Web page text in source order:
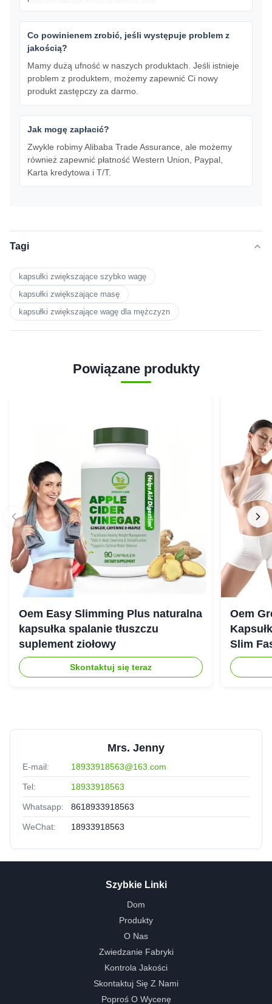
Co powinienem zrobić, jeśli występuje problem z
jakością?
Mamy dużą ufność w naszych produktach. Jeśli istnieje
problem z produktem, możemy zapewnić Ci nowy
produkt zastępczy za darmo.
Jak mogę zapłacić?
Zwykle robimy Alibaba Trade Assurance, ale możemy
również zapewnić płatność Western Union, Paypal,
Karta kredytowa i T/T.
Tagi
kapsułki zwiększające szybko wagę
kapsułki zwiększające masę
kapsułki zwiększające wagę dla mężczyzn
Powiązane produkty
Oem Easy Slimming Plus naturalna
kapsułka spalanie tłuszczu
suplement ziołowy
Skontaktuj się teraz
Oem
Slim
Mrs. Jenny
E-mail: 18933918563@163.com
Tel: 18933918563
Whatsapp: 8618933918563
WeChat: 18933918563
Szybkie Linki
Dom
Produkty
O Nas
Zwiedzanie Fabryki
Kontrola Jakości
Skontaktuj Się Z Nami
Poproś O Wycenę